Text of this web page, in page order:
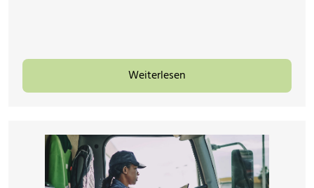
Weiterlesen